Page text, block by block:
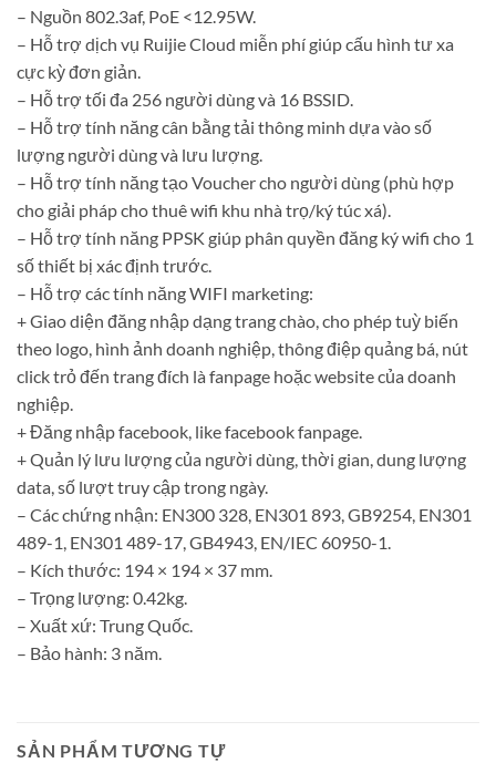
– Nguồn 802.3af, PoE <12.95W.
– Hỗ trợ dịch vụ Ruijie Cloud miễn phí giúp cấu hình tư xa
cực kỳ đơn giản.
– Hỗ trợ tối đa 256 người dùng và 16 BSSID.
– Hỗ trợ tính năng cân bằng tải thông minh dựa vào số
lượng người dùng và lưu lượng.
– Hỗ trợ tính năng tạo Voucher cho người dùng (phù hợp
cho giải pháp cho thuê wifi khu nhà trọ/ký túc xá).
– Hỗ trợ tính năng PPSK giúp phân quyền đăng ký wifi cho 1
số thiết bị xác định trước.
– Hỗ trợ các tính năng WIFI marketing:
+ Giao diện đăng nhập dạng trang chào, cho phép tuỳ biến
theo logo, hình ảnh doanh nghiệp, thông điệp quảng bá, nút
click trỏ đến trang đích là fanpage hoặc website của doanh
nghiệp.
+ Đăng nhập facebook, like facebook fanpage.
+ Quản lý lưu lượng của người dùng, thời gian, dung lượng
data, số lượt truy cập trong ngày.
– Các chứng nhận: EN300 328, EN301 893, GB9254, EN301
489-1, EN301 489-17, GB4943, EN/IEC 60950-1.
– Kích thước: 194 × 194 × 37 mm.
– Trọng lượng: 0.42kg.
– Xuất xứ: Trung Quốc.
– Bảo hành: 3 năm.
SẢN PHẨM TƯƠNG TỰ